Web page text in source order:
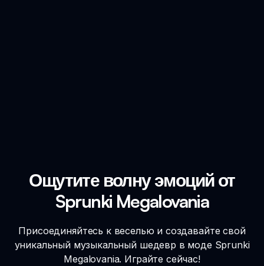
Ощутите волну эмоций от
Sprunki Megalovania
Присоединяйтесь к веселью и создавайте свой
уникальный музыкальный шедевр в моде Sprunki
Megalovania. Играйте сейчас!